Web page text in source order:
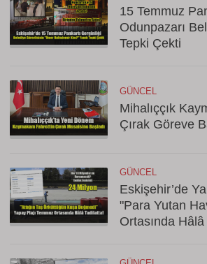
15 Temmuz
Odunpazarı
Tepki Çekti
GÜNCEL
Mihalıççık
Çırak Göreve
GÜNCEL
Eskişehir’de
"Para Yutan
Ortasında Hâlâ